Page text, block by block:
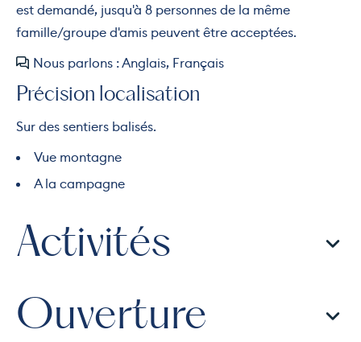
est demandé, jusqu'à 8 personnes de la même
famille/groupe d'amis peuvent être acceptées.
Nous parlons : Anglais, Français
Précision localisation
Sur des sentiers balisés.
Vue montagne
A la campagne
Activités
Ouverture